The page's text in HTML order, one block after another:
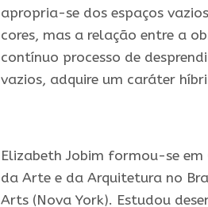
apropria-se dos espaços
cores, mas a relação entre a
contínuo processo de
vazios, adquire um caráter
Elizabeth Jobim formou-se
da Arte e da Arquitetura no
Arts (Nova York). Estudou